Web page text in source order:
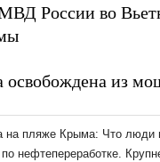
МВД России во
освобождена из